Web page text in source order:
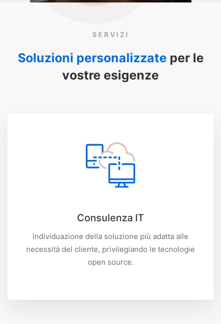
SERVIZI
Soluzioni personalizzate per le
vostre esigenze
Consulenza IT
Individuazione della soluzione più adatta alle
necessità del cliente, privilegiando le tecnologie
open source.